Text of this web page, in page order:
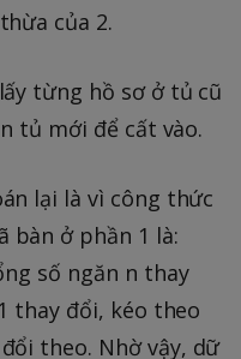
của 2.
từng hồ sơ ở tủ cũ
tủ mới để cất vào.
lại là vì công thức
bàn ở phần 1 là:
số ngăn n thay
thay đổi, kéo theo
theo. Nhờ vậy, dữ